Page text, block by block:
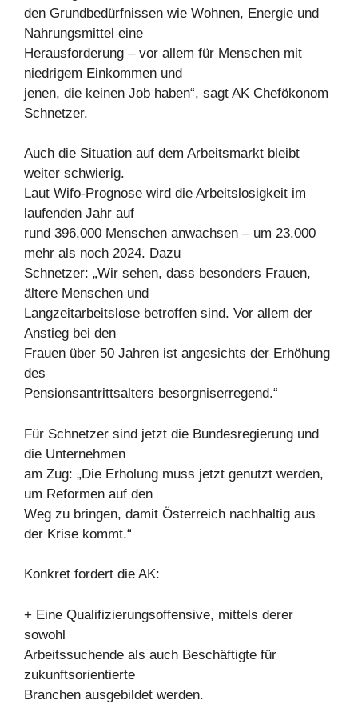
den Grundbedürfnissen wie Wohnen, Energie und
Nahrungsmittel eine
Herausforderung – vor allem für Menschen mit
niedrigem Einkommen und
jenen, die keinen Job haben“, sagt AK Chefökonom
Schnetzer.
Auch die Situation auf dem Arbeitsmarkt bleibt
weiter schwierig.
Laut Wifo-Prognose wird die Arbeitslosigkeit im
laufenden Jahr auf
rund 396.000 Menschen anwachsen – um 23.000
mehr als noch 2024. Dazu
Schnetzer: „Wir sehen, dass besonders Frauen,
ältere Menschen und
Langzeitarbeitslose betroffen sind. Vor allem der
Anstieg bei den
Frauen über 50 Jahren ist angesichts der Erhöhung
des
Pensionsantrittsalters besorgniserregend.“
Für Schnetzer sind jetzt die Bundesregierung und
die Unternehmen
am Zug: „Die Erholung muss jetzt genutzt werden,
um Reformen auf den
Weg zu bringen, damit Österreich nachhaltig aus
der Krise kommt.“
Konkret fordert die AK:
+ Eine Qualifizierungsoffensive, mittels derer
sowohl
Arbeitssuchende als auch Beschäftigte für
zukunftsorientierte
Branchen ausgebildet werden.